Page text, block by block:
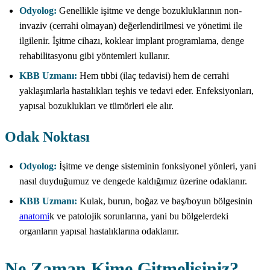
Odyolog: Genellikle işitme ve denge bozukluklarının non-
invaziv (cerrahi olmayan) değerlendirilmesi ve yönetimi ile
ilgilenir. İşitme cihazı, koklear implant programlama, denge
rehabilitasyonu gibi yöntemleri kullanır.
KBB Uzmanı: Hem tıbbi (ilaç tedavisi) hem de cerrahi
yaklaşımlarla hastalıkları teşhis ve tedavi eder. Enfeksiyonları,
yapısal bozuklukları ve tümörleri ele alır.
Odak Noktası
Odyolog: İşitme ve denge sisteminin fonksiyonel yönleri, yani
nasıl duyduğumuz ve dengede kaldığımız üzerine odaklanır.
KBB Uzmanı: Kulak, burun, boğaz ve baş/boyun bölgesinin
anatomik ve patolojik sorunlarına, yani bu bölgelerdeki
organların yapısal hastalıklarına odaklanır.